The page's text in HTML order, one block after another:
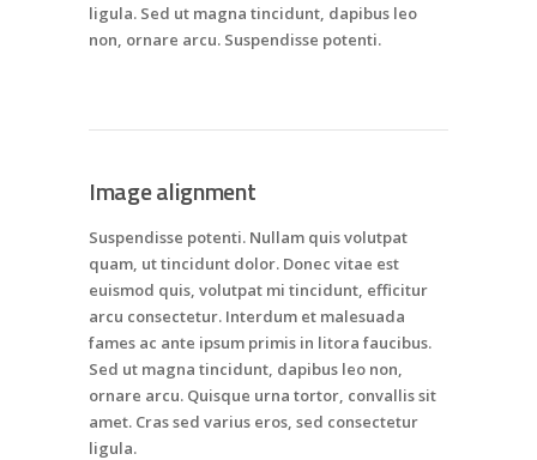
ligula. Sed ut magna tincidunt, dapibus leo
non, ornare arcu. Suspendisse potenti.
Image alignment
Suspendisse potenti. Nullam quis volutpat
quam, ut tincidunt dolor. Donec vitae est
euismod quis, volutpat mi tincidunt, efficitur
arcu consectetur. Interdum et malesuada
fames ac ante ipsum primis in litora faucibus.
Sed ut magna tincidunt, dapibus leo non,
ornare arcu. Quisque urna tortor, convallis sit
amet. Cras sed varius eros, sed consectetur
ligula.